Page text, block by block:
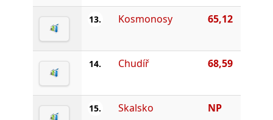
13. Kosmonosy 65,12
14. Chudíř 68,59
15. Skalsko NP